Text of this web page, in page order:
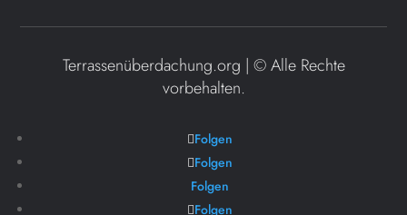
Terrassenüberdachung.org | ©Alle Rechte
vorbehalten.
Folgen
Folgen
Folgen
Folgen